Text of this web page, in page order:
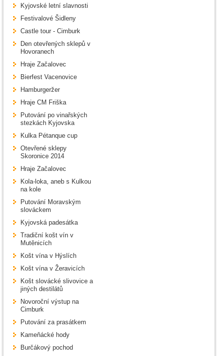
Kyjovské letní slavnosti
Festivalové Šidleny
Castle tour - Cimburk
Den otevřených sklepů v
Hovoranech
Hraje Začalovec
Bierfest Vacenovice
Hamburgeržer
Hraje CM Friška
Putování po vinařských
stezkách Kyjovska
Kulka Pétanque cup
Otevřené sklepy
Skoronice 2014
Hraje Začalovec
Kola-loka, aneb s Kulkou
na kole
Putování Moravským
slováckem
Kyjovská padesátka
Tradiční košt vín v
Mutěnicích
Košt vína v Hýslích
Košt vína v Žeravicích
Košt slovácké slivovice a
jiných destilátů
Novoroční výstup na
Cimburk
Putování za prasátkem
Kameňácké hody
Burčákový pochod